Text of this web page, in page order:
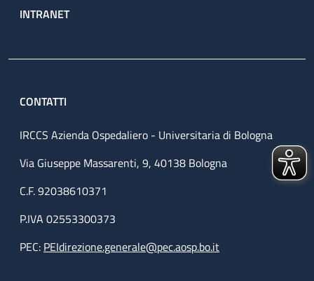
INTRANET
CONTATTI
IRCCS Azienda Ospedaliero - Universitaria di Bologna
Via Giuseppe Massarenti, 9, 40138 Bologna
C.F. 92038610371
P.IVA 02553300373
PEC: PEIdirezione.generale@pec.aosp.bo.it